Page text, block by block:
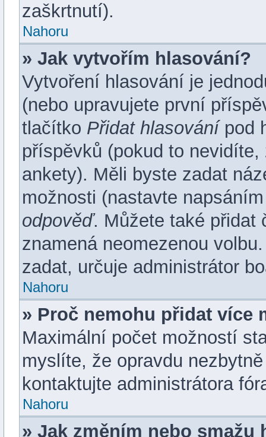
zaškrtnutí).
Nahoru
» Jak vytvořím hlasování?
Vytvoření hlasování je
(nebo upravujete první
tlačítko Přidat hlasovánípod
příspěvků (pokud to
ankety). Měli byste zadat
možnosti (nastavte
odpověď. Můžete také přidat
znamená neomezenou
zadat, určuje administrátor
Nahoru
» Proč nemohu přidat více
Maximální počet možností
myslíte, že opravdu
kontaktujte administrátora
Nahoru
» Jak změním nebo smažu